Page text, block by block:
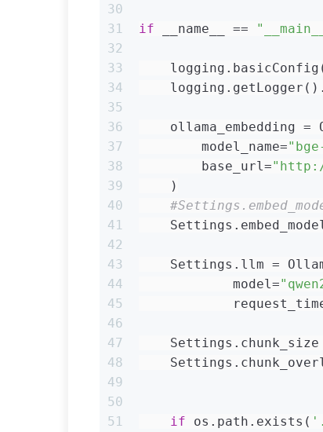
30
31
32
33
34
35
36
37
38
39
40
41
42
43
44
45
46
47
48
49
50
51
if __name__ ==
ollama_embedding =
        model_name=
        base_url=
    )
Settings.llm =
            model=
Settings.chunk_size
if os.path.exists(